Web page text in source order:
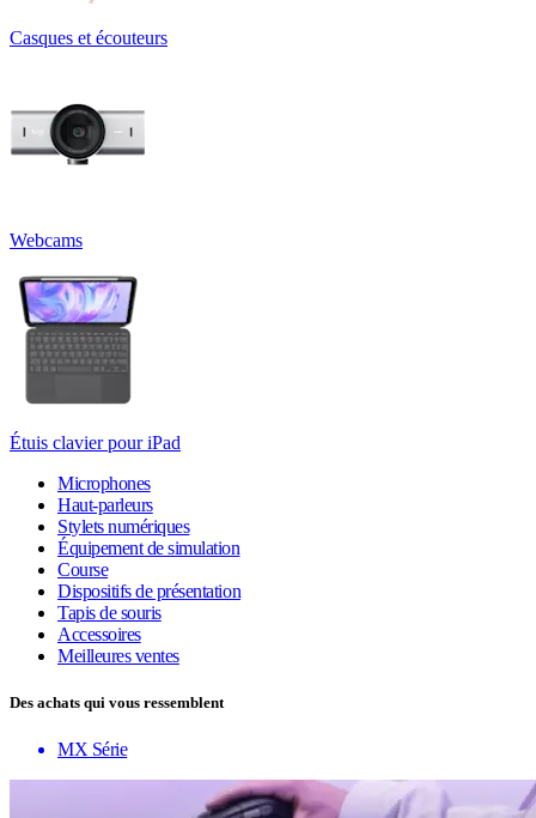
Casques et écouteurs
Webcams
Étuis clavier pour iPad
Microphones
Haut-parleurs
Stylets numériques
Équipement de simulation
Course
Dispositifs de présentation
Tapis de souris
Accessoires
Meilleures ventes
Des achats qui vous ressemblent
MX Série